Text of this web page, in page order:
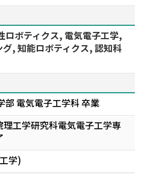
ロボティクス, 電気電子工学,
, 知能ロボティクス, 認知科
部 電気電子工学科 卒業
理工学研究科電気電子工学専
学)